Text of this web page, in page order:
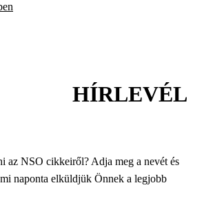
HÍRLEVÉL
az NSO cikkeiről? Adja meg a nevét és
naponta elküldjük Önnek a legjobb